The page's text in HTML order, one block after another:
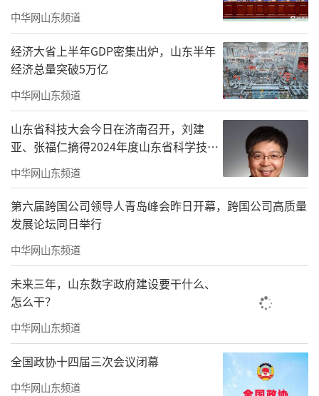
参加。
（来源：大众网 记者/朱恩达）
责任编辑：窦静
中华网山东频道
经济大省上半年GDP密集出炉，山东半年
经济总量突破5万亿
中华网山东频道
山东省科技大会今日在济南召开，刘建
亚、张福仁摘得2024年度山东省科学技术
奖最高奖！
中华网山东频道
第六届跨国公司领导人青岛峰会昨日开幕，跨国公司高质量
发展论坛同日举行
中华网山东频道
未来三年，山东数字政府建设要干什么、
怎么干？
中华网山东频道
全国政协十四届三次会议闭幕
中华网山东频道